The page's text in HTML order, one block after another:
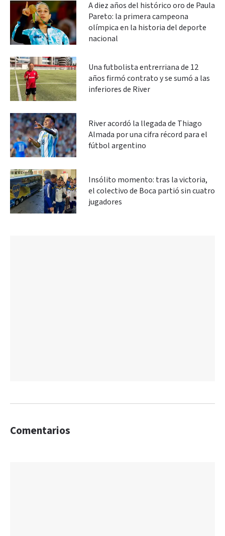
A diez años del histórico oro de Paula
Pareto: la primera campeona
olímpica en la historia del deporte
nacional
Una futbolista entrerriana de 12
años firmó contrato y se sumó a las
inferiores de River
River acordó la llegada de Thiago
Almada por una cifra récord para el
fútbol argentino
Insólito momento: tras la victoria,
el colectivo de Boca partió sin cuatro
jugadores
Comentarios